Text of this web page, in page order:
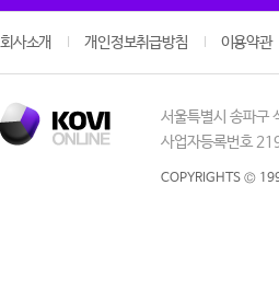
회사소개 개인정보취급방침 이용약관
서울특별시 송파
사업자등록번호
COPYRIGHTS ©